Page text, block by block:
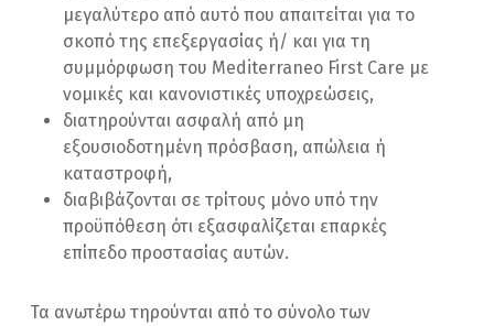
μεγαλύτερο από αυτό που απαιτείται για το
σκοπό της επεξεργασίας ή/ και για τη
συμμόρφωση του Mediterraneo First Care με
νομικές και κανονιστικές υποχρεώσεις,
διατηρούνται ασφαλή από μη
εξουσιοδοτημένη πρόσβαση, απώλεια ή
καταστροφή,
διαβιβάζονται σε τρίτους μόνο υπό την
προϋπόθεση ότι εξασφαλίζεται επαρκές
επίπεδο προστασίας αυτών.
Τα ανωτέρω τηρούνται από το σύνολο των